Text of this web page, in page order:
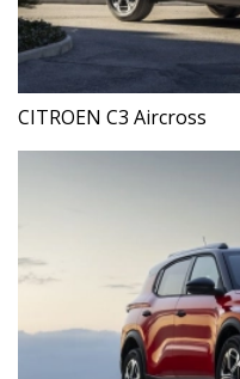
CITROEN C3 Aircross